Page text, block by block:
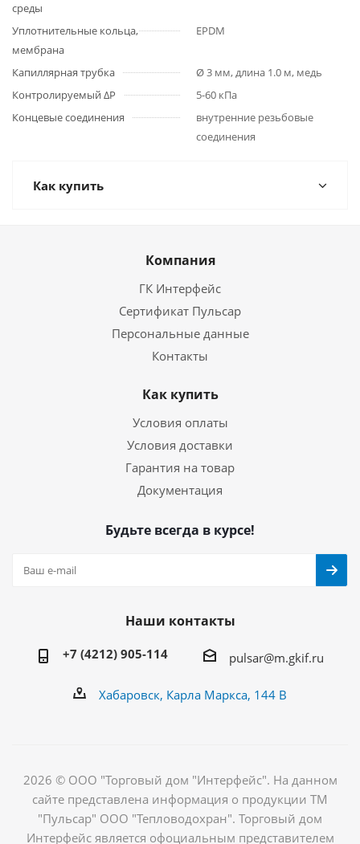
среды
Уплотнительные кольца,
мембрана
EPDM
Капиллярная трубка
Ø 3 мм, длина 1.0 м, медь
Контролируемый ΔP
5-60 кПа
Концевые соединения
внутренние резьбовые
соединения
Как купить
Компания
ГК Интерфейс
Сертификат Пульсар
Персональные данные
Контакты
Как купить
Условия оплаты
Условия доставки
Гарантия на товар
Документация
Будьте всегда в курсе!
Наши контакты
+7 (4212) 905-114 pulsar@m.gkif.ru
Хабаровск, Карла Маркса, 144 В
2026 © ООО "Торговый дом "Интерфейс". На данном
сайте представлена информация о продукции ТМ
"Пульсар" ООО "Тепловодохран". Торговый дом
Интерфейс является офоциальным представителем